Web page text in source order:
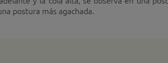
postura más agachada.